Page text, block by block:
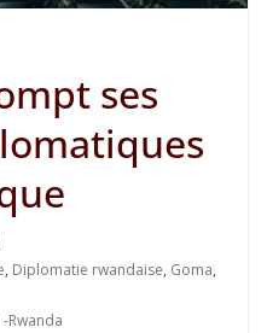
ses
, Diplomatie rwandaise, Goma,
Rwanda